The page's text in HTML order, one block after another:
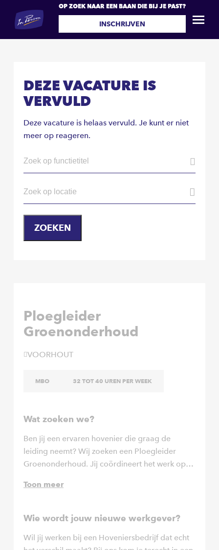
OP ZOEK NAAR EEN BAAN DIE BIJ JE PAST?
INSCHRIJVEN
DEZE VACATURE IS
VERVULD
Deze vacature is helaas vervuld. Je kunt er niet
meer op reageren.
ZOEKEN
Ploegleider
Groenonderhoud
VOORHOUT
MBO 32 TOT 40 UREN PER WEEK
Wat zoeken we?
Ben jij een ervaren hovenier die graag de
leiding neemt? Wij zoeken een Ploegleider
Groenonderhoud. Jij coördineert het werk op
netjes worden opgeleverd én begeleidt je team
slag gaan.
Toon meer
Wie wordt jouw nieuwe werkgever?
Wil jij werken bij een Hoveniersbedrijf dat echt